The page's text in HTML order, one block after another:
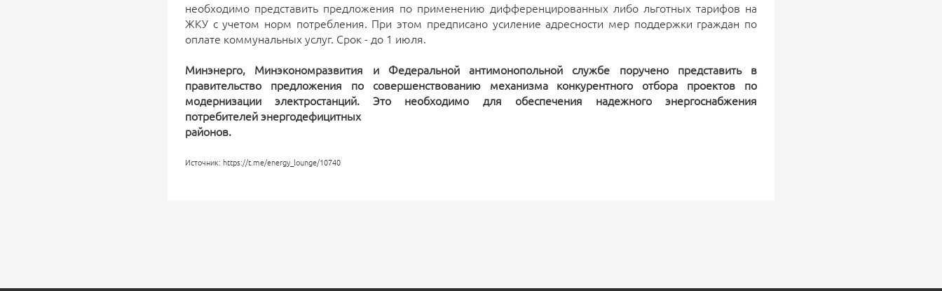
необходимо представить предложения по применению дифференцированных либо льготных тарифов на
ЖКУ с учетом норм потребления. При этом предписано усиление адресности мер поддержки граждан по
оплате коммунальных услуг. Срок - до 1 июля.
Минэнерго, Минэкономразвития и Федеральной антимонопольной службе поручено представить в
правительство предложения по совершенствованию механизма конкурентного отбора проектов по
модернизации электростанций. Это необходимо для обеспечения надежного энергоснабжения
потребителей энергодефицитных
районов.
Источник: https://t.me/energy_lounge/10740